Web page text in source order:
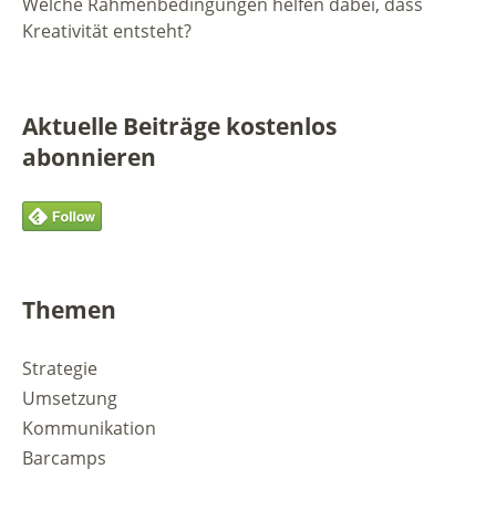
Kreativität entsteht?
Aktuelle Beiträge kostenlos
abonnieren
Themen
Strategie
Umsetzung
Kommunikation
Barcamps